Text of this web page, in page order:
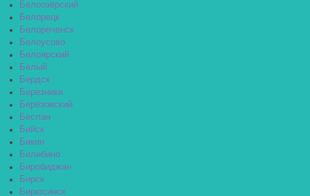
Белоозёрский
Белорецк
Белореченск
Белоусово
Белоярский
Белый
Бердск
Березники
Берёзовский
Беслан
Бийск
Бикин
Билибино
Биробиджан
Бирск
Бирюсинск